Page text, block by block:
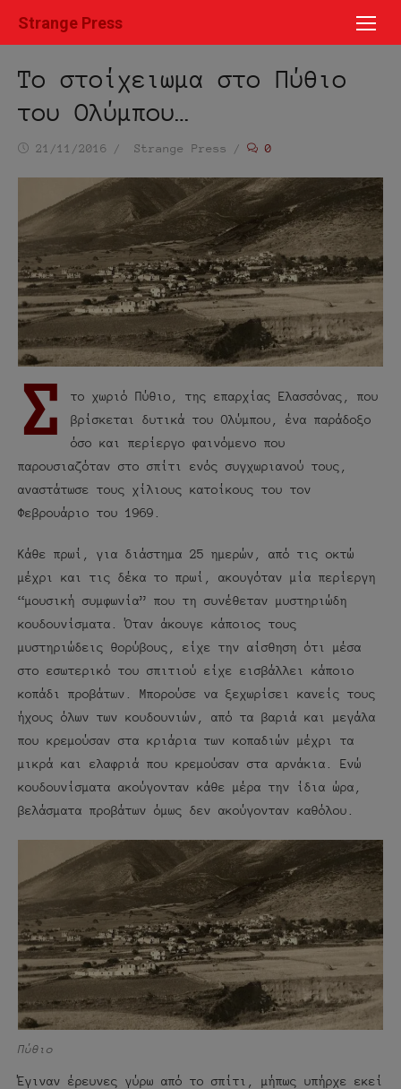
Strange Press
Το στοίχειωμα στο Πύθιο
του Ολύμπου…
Ημ/
δημοσίευσης
21/11/2016 Συντάκτης
Strange Press 0
Σ
το χωριό Πύθιο, της επαρχίας Ελασσόνας, που
βρίσκεται δυτικά του Ολύμπου, ένα παράδοξο
όσο και περίεργο φαινόμενο που
παρουσιαζόταν στο σπίτι ενός συγχωριανού τους,
αναστάτωσε τους χίλιους κατοίκους του τον
Φεβρουάριο του 1969.
Κάθε πρωί, για διάστημα 25 ημερών, από τις οκτώ
μέχρι και τις δέκα το πρωί, ακουγόταν μία περίεργη
“μουσική συμφωνία” που τη συνέθεταν μυστηριώδη
κουδουνίσματα. Όταν άκουγε κάποιος τους
μυστηριώδεις θορύβους, είχε την αίσθηση ότι μέσα
στο εσωτερικό του σπιτιού είχε εισβάλλει κάποιο
κοπάδι προβάτων. Μπορούσε να ξεχωρίσει κανείς τους
ήχους όλων των κουδουνιών, από τα βαριά και μεγάλα
που κρεμούσαν στα κριάρια των κοπαδιών μέχρι τα
μικρά και ελαφριά που κρεμούσαν στα αρνάκια. Ενώ
κουδουνίσματα ακούγονταν κάθε μέρα την ίδια ώρα,
βελάσματα προβάτων όμως δεν ακούγονταν καθόλου.
Πύθιο
Έγιναν έρευνες γύρω από το σπίτι, μήπως υπήρχε εκεί